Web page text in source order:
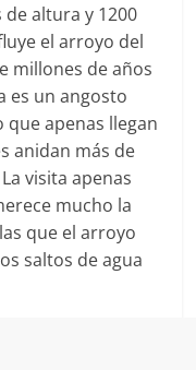
altura y 1200
el arroyo del
millones de años
es un angosto
que apenas llegan
anidan más de
visita apenas
mucho la
que el arroyo
saltos de agua